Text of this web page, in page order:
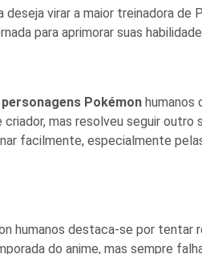
deseja virar a maior treinadora de
para aprimorar suas
Pokémon humanos
criador, mas resolveu seguir outro
facilmente, especialmente
humanos destaca-se por tentar
do anime, mas sempre